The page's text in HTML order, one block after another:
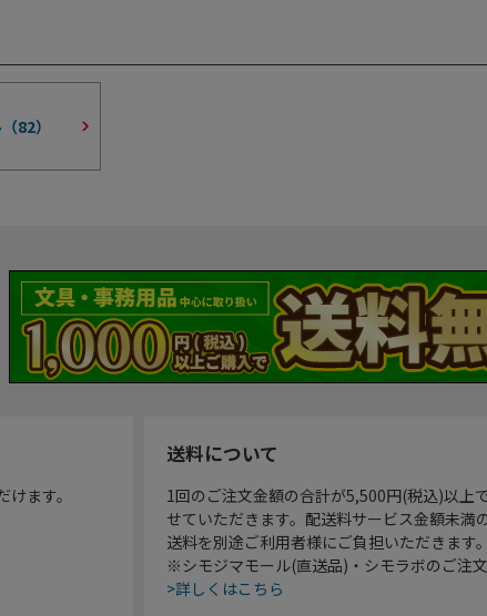
82）
ます。
送料について
1回のご注文金額の合計が5,500円(税込)以上
せていただきます。配送料サービス金額未満
送料を別途ご利用者様にご負担いただきます。
※シモジマモール(直送品)・シモラボのご注
>詳しくはこちら